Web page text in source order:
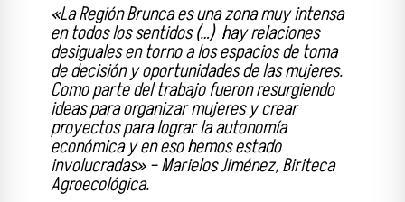
«La Región Brunca es una zona muy intensa
en todos los sentidos (…) hay relaciones
desiguales en torno a los espacios de toma
de decisión y oportunidades de las mujeres.
Como parte del trabajo fueron resurgiendo
ideas para organizar mujeres y crear
proyectos para lograr la autonomía
económica y en eso hemos estado
involucradas» – Marielos Jiménez, Biriteca
Agroecológica.